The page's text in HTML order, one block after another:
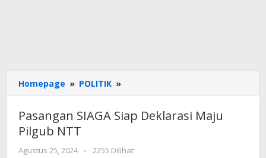
Homepage » POLITIK »
SIAGA
Deklarasi
Pilgub
Pasangan SIAGA Siap Deklarasi Maju
Pilgub NTT
Agustus 25, 2024
oleh
-
2255 Dilihat